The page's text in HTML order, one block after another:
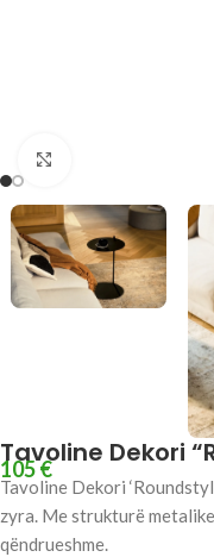
Tavoline Dekori
105€
Tavoline Dekori
zyra. Me strukturë
qëndrueshme.